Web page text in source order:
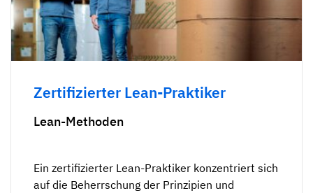
Zertifizierter Lean-Praktiker
Lean-Methoden
Ein zertifizierter Lean-Praktiker konzentriert sich
auf die Beherrschung der Prinzipien und